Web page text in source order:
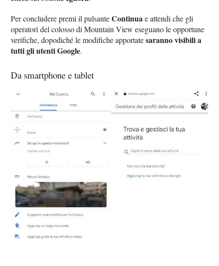
Per concludere premi il pulsanteContinuae attendi che gli
operatori del colosso di Mountain View eseguano le opportune
verifiche, dopodiché le modifiche apportatesaranno visibili a
tutti gli utenti Google.
Da smartphone e tablet